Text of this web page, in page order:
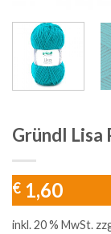
Gründl Lisa
€ 1,60
inkl. 20 % MwSt.